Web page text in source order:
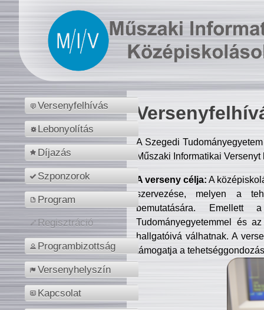
Versenyfelhívás
Lebonyolítás
Díjazás
Szponzorok
Program
Regisztráció
Programbizottság
Versenyhelyszín
Kapcsolat
A Szegedi
Műszaki Informatikai
A verseny célja: A
szervezése, melyen a
bemutatására. Emellett
Tudományegyetemmel és
hallgatóivá válhatnak. A
támogatja a